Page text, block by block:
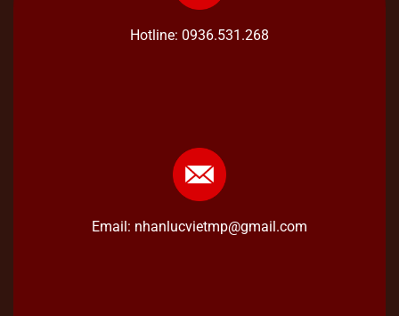
Hotline: 0936.531.268
Email: nhanlucvietmp@gmail.com